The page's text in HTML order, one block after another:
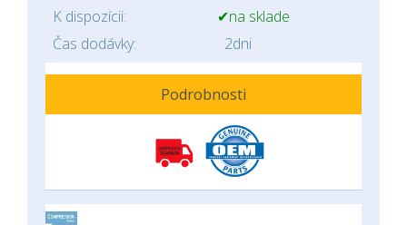
K dispozícii:
✔na sklade
Čas dodávky:
2dni
Podrobnosti